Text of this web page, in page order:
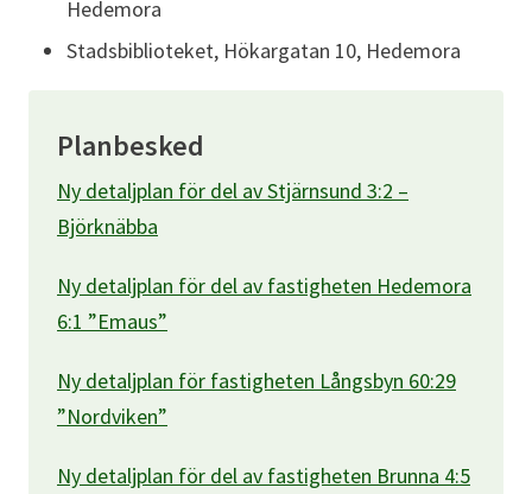
Hedemora
Stadsbiblioteket, Hökargatan 10, Hedemora
Planbesked
Ny detaljplan för del av Stjärnsund 3:2 –
Björknäbba
Ny detaljplan för del av fastigheten Hedemora
6:1 ”Emaus”
Ny detaljplan för fastigheten Långsbyn 60:29
”Nordviken”
Ny detaljplan för del av fastigheten Brunna 4:5